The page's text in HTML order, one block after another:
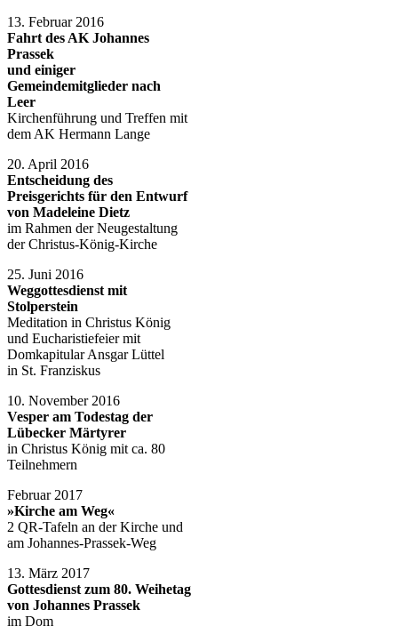
13. Februar 2016
Fahrt des AK Johannes
Prassek
und einiger
Gemeindemitglieder nach
Leer
Kirchenführung und Treffen mit
dem AK Hermann Lange
20. April 2016
Entscheidung des
Preisgerichts für den Entwurf
von Madeleine Dietz
im Rahmen der Neugestaltung
der Christus-König-Kirche
25. Juni 2016
Weggottesdienst mit
Stolperstein
Meditation in Christus König
und Eucharistiefeier mit
Domkapitular Ansgar Lüttel
in St. Franziskus
10. November 2016
Vesper am Todestag der
Lübecker Märtyrer
in Christus König mit ca. 80
Teilnehmern
Februar 2017
»Kirche am Weg«
2 QR-Tafeln an der Kirche und
am Johannes-Prassek-Weg
13. März 2017
Gottesdienst zum 80. Weihetag
von Johannes Prassek
im Dom